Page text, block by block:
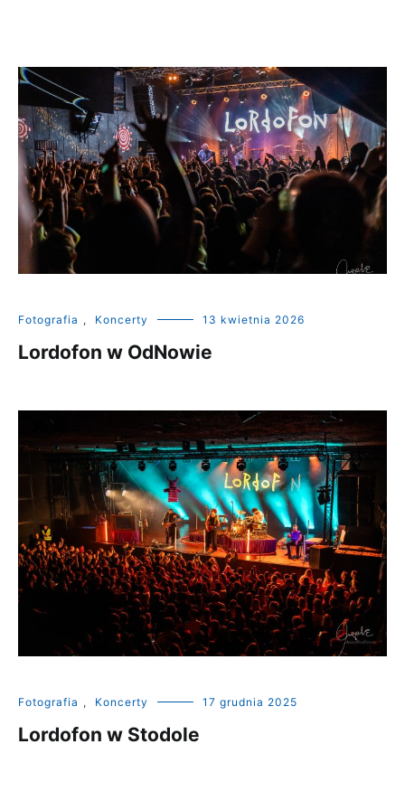
Fotografia , Koncerty 13 kwietnia 2026
Lordofon w OdNowie
Fotografia , Koncerty 17 grudnia 2025
Lordofon w Stodole